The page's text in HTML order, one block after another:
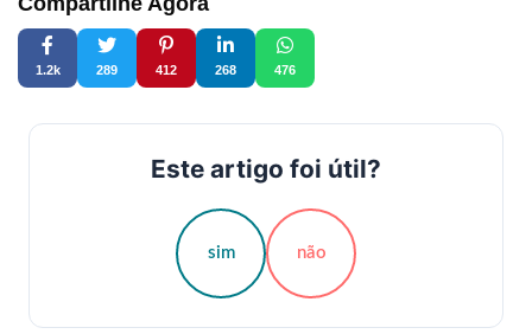
1.2k 289 412 268 476
Este artigo foi útil?
sim não